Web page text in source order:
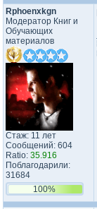
Rphoenxkgn
Модератор Книг и
Обучающих
материалов
Стаж: 11 лет
Сообщений: 604
Ratio: 35.916
Поблагодарили:
31684
100%